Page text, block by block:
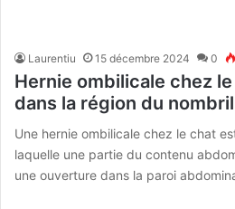
Laurentiu 15 décembre 2024 0
Hernie ombilicale chez
dans la région du
Une hernie ombilicale chez le chat
laquelle une partie du contenu
une ouverture dans la paroi